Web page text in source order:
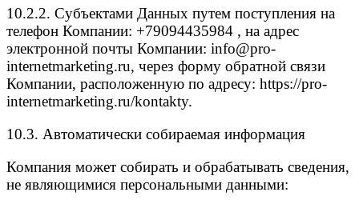
10.2.2. Субъектами Данных путем поступления на
телефон Компании: +79094435984 , на адрес
электронной почты Компании: info@pro-
internetmarketing.ru, через форму обратной связи
Компании, расположенную по адресу: https://pro-
internetmarketing.ru/kontakty.
10.3. Автоматически собираемая информация
Компания может собирать и обрабатывать сведения,
не являющимися персональными данными: